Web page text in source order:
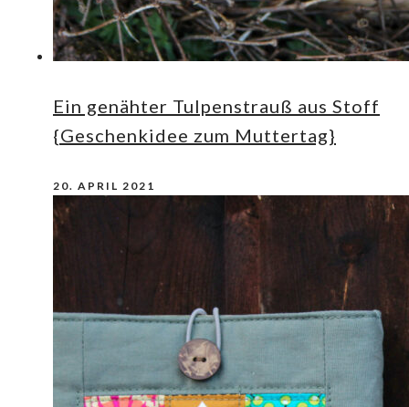
Ein genähter Tulpenstrauß aus Stoff
{Geschenkidee zum Muttertag}
20. APRIL 2021